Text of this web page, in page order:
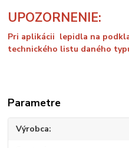
UPOZORNENIE:
Pri aplikácii lepidla na
technického listu daného
Parametre
Výrobca